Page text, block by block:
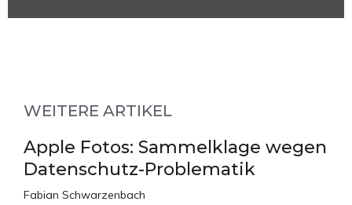
WEITERE ARTIKEL
Apple Fotos: Sammelklage wegen
Datenschutz-Problematik
Fabian Schwarzenbach